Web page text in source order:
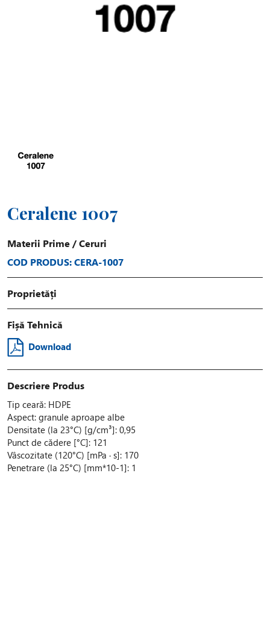
Ceralene 1007
Materii Prime /Ceruri
COD PRODUS: CERA-1007
Proprietăți
Fișă Tehnică
Download
Descriere Produs
Tip ceară: HDPE
Aspect: granule aproape albe
Densitate (la 23°C) [g/cm³]: 0,95
Punct de cădere [°C]: 121
Vâscozitate (120°C) [mPa · s]: 170
Penetrare (la 25°C) [mm*10-1]: 1